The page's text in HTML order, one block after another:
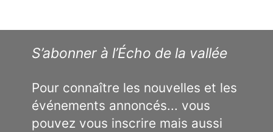
S’abonner à l’Écho de la vallée
Pour connaître les nouvelles et les
événements annoncés... vous
pouvez vous inscrire mais aussi